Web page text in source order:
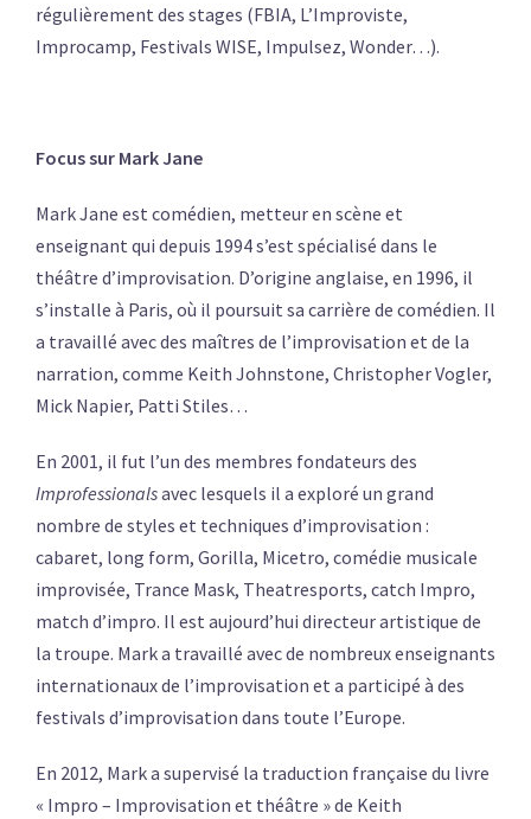
régulièrement des stages (FBIA, L’Improviste,
Improcamp, Festivals WISE, Impulsez, Wonder…).
Focus sur Mark Jane
Mark Jane est comédien, metteur en scène et
enseignant qui depuis 1994 s’est spécialisé dans le
théâtre d’improvisation. D’origine anglaise, en 1996, il
s’installe à Paris, où il poursuit sa carrière de comédien. Il
a travaillé avec des maîtres de l’improvisation et de la
narration, comme Keith Johnstone, Christopher Vogler,
Mick Napier, Patti Stiles…
En 2001, il fut l’un des membres fondateurs des
Improfessionalsavec lesquels il a exploré un grand
nombre de styles et techniques d’improvisation :
cabaret, long form, Gorilla, Micetro, comédie musicale
improvisée, Trance Mask, Theatresports, catch Impro,
match d’impro. Il est aujourd’hui directeur artistique de
la troupe. Mark a travaillé avec de nombreux enseignants
internationaux de l’improvisation et a participé à des
festivals d’improvisation dans toute l’Europe.
En 2012, Mark a supervisé la traduction française du livre
« Impro – Improvisation et théâtre » de Keith